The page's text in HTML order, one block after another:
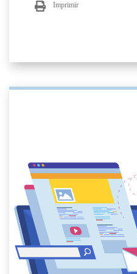
Imprimir